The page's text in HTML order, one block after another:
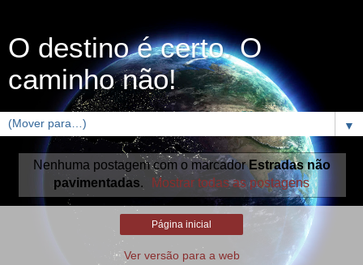
O destino é certo. O
caminho não!
▼
Nenhuma postagem com o marcadorEstradas não
pavimentadas. Mostrar todas as postagens
Página inicial
Ver versão para a web